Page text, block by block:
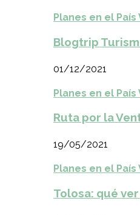
Planes en el País
Blogtrip
01/12/2021
Planes en el País
Ruta por la
19/05/2021
Planes en el País
Tolosa: qué